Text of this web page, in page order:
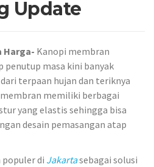
Update
Harga- Kanopi membran
penutup masa kini banyak
terpaan hujan dan teriknya
memiliki berbagai
yang elastis sehingga bisa
desain pemasangan atap
di Jakartasebagai solusi